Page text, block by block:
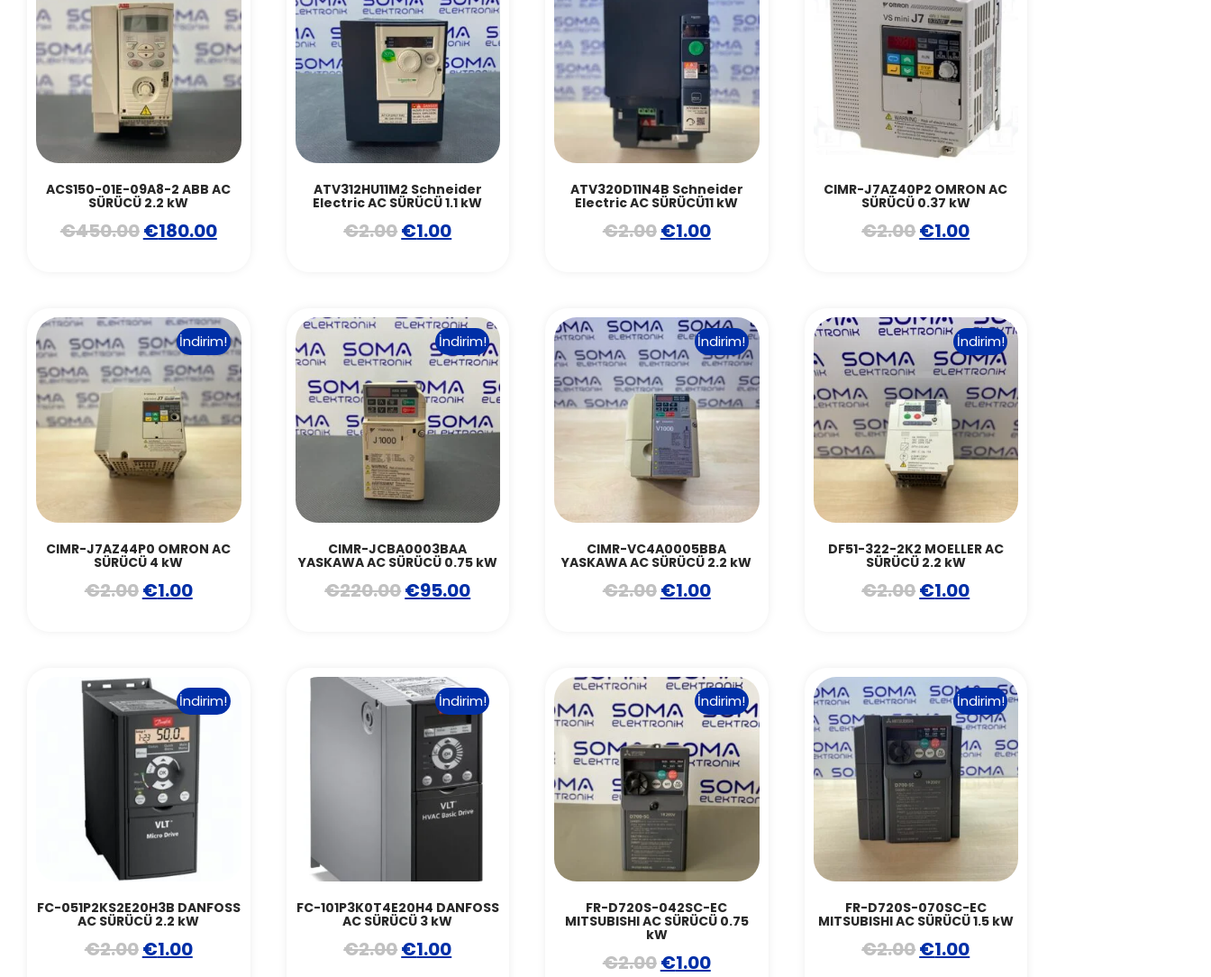
ACS150-01E-09A8-2 ABB AC
SÜRÜCÜ 2.2 kW
€450.00€180.00
ATV312HU11M2 Schneider
Electric AC SÜRÜCÜ 1.1 kW
€2.00€1.00
ATV320D11N4B Schneider
Electric AC SÜRÜCÜ11 kW
€2.00€1.00
CIMR-J7AZ40P2 OMRON AC
SÜRÜCÜ 0.37 kW
€2.00€1.00
İndirim!
CIMR-J7AZ44P0 OMRON AC
SÜRÜCÜ 4 kW
€2.00€1.00
İndirim!
CIMR-JCBA0003BAA
YASKAWA AC SÜRÜCÜ 0.75 kW
€220.00€95.00
İndirim!
CIMR-VC4A0005BBA
YASKAWA AC SÜRÜCÜ 2.2 kW
€2.00€1.00
İndirim!
DF51-322-2K2 MOELLER AC
SÜRÜCÜ 2.2 kW
€2.00€1.00
İndirim!
FC-051P2KS2E20H3B DANFOSS
AC SÜRÜCÜ 2.2 kW
€2.00€1.00
İndirim!
FC-101P3K0T4E20H4 DANFOSS
AC SÜRÜCÜ 3 kW
€2.00€1.00
İndirim!
FR-D720S-042SC-EC
MITSUBISHI AC SÜRÜCÜ 0.75
kW
€2.00€1.00
İndirim!
FR-D720S-070SC-EC
MITSUBISHI AC SÜRÜCÜ 1.5 kW
€2.00€1.00